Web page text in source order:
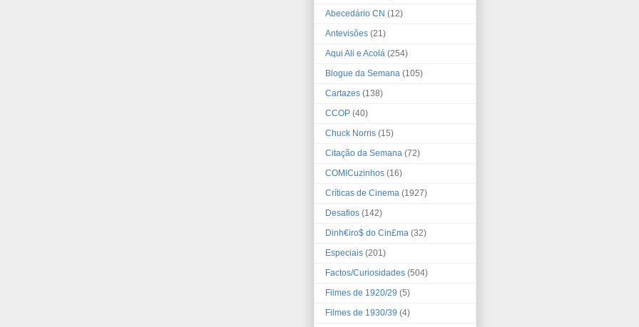
Abecedário CN (12)
Antevisões (21)
Aqui Ali e Acolá (254)
Blogue da Semana (105)
Cartazes (138)
CCOP (40)
Chuck Norris (15)
Citação da Semana (72)
COMICuzinhos (16)
Críticas de Cinema (1927)
Desafios (142)
Dinh€iro$ do Cin£ma (32)
Especiais (201)
Factos/Curiosidades (504)
Filmes de 1920/29 (5)
Filmes de 1930/39 (4)